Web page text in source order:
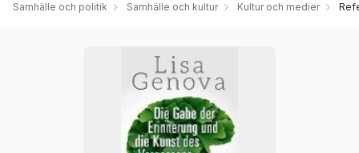
Samhälle och politik Samhälle och kultur Kultur och medier